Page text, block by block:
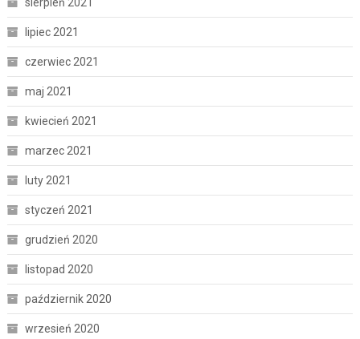
sierpień 2021
lipiec 2021
czerwiec 2021
maj 2021
kwiecień 2021
marzec 2021
luty 2021
styczeń 2021
grudzień 2020
listopad 2020
październik 2020
wrzesień 2020